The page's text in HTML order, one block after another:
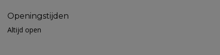
Openingstijden
Altijd open